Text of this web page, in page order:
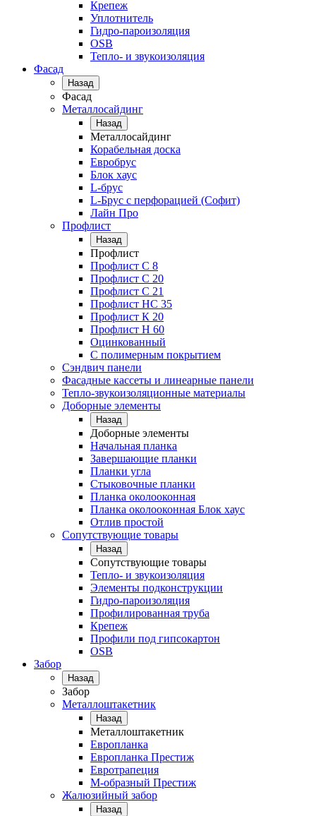
Крепеж
Уплотнитель
Гидро-пароизоляция
OSB
Тепло- и звукоизоляция
Фасад
Назад
Фасад
Металлосайдинг
Назад
Металлосайдинг
Корабельная доска
Евробрус
Блок хаус
L-брус
L-Брус с перфорацией (Софит)
Лайн Про
Профлист
Назад
Профлист
Профлист С 8
Профлист С 20
Профлист C 21
Профлист НС 35
Профлист К 20
Профлист Н 60
Оцинкованный
С полимерным покрытием
Сэндвич панели
Фасадные кассеты и линеарные панели
Тепло-звукоизоляционные материалы
Доборные элементы
Назад
Доборные элементы
Начальная планка
Завершающие планки
Планки угла
Стыковочные планки
Планка околооконная
Планка околооконная Блок хаус
Отлив простой
Сопутствующие товары
Назад
Сопутствующие товары
Тепло- и звукоизоляция
Элементы подконструкции
Гидро-пароизоляция
Профилированная труба
Крепеж
Профили под гипсокартон
OSB
Забор
Назад
Забор
Металлоштакетник
Назад
Металлоштакетник
Европланка
Европланка Престиж
Евротрапеция
М-образный Престиж
Жалюзийный забор
Назад